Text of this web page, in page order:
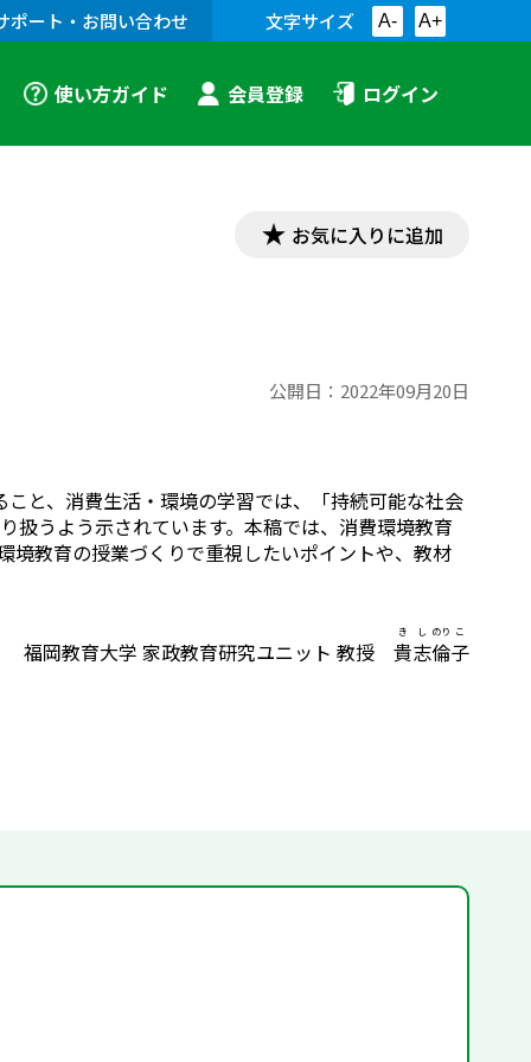
ポート・お問い合わせ 文字サイズ A- A+
使い方ガイド 会員登録 ログイン
お気に入りに追加
公開日： 2022年09月20日
と、消費生活・環境の学習では、「持続可能な社会
扱うよう示されています。本稿では、消費環境教育
境教育の授業づくりで重視したいポイントや、教材
福岡教育大学 家政教育研究ユニット 教授 貴
き
志
し
倫
のり
子
こ